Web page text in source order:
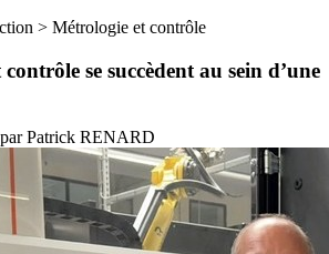
> Métrologie et contrôle
se succèdent au sein d’une
parPatrick RENARD